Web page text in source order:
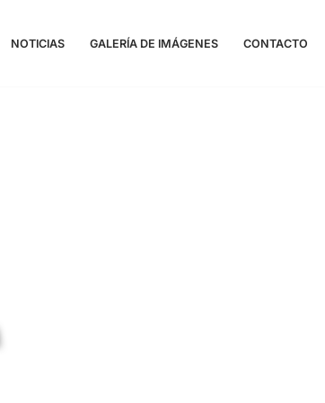
NOTICIAS GALERÍA DE IMÁGENES CONTACTO